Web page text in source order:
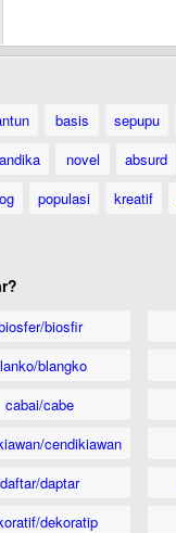
basis sepupu
novel absurd
populasi kreatif
biosfir
blangko
cabai/cabe
cendikiawan
daftar/daptar
dekoratip